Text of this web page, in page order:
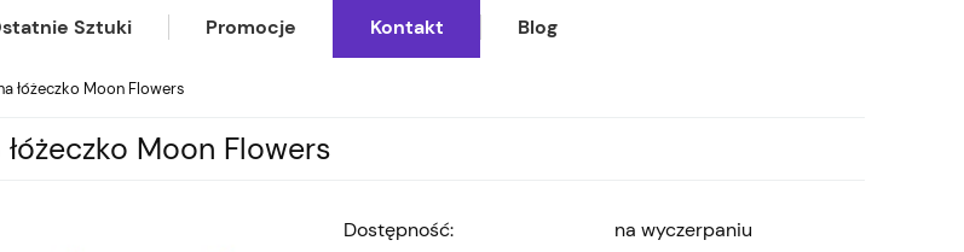
Sztuki Promocje Kontakt Blog
łóżeczko Moon Flowers
Moon Flowers
Dostępność:
na wyczerpaniu